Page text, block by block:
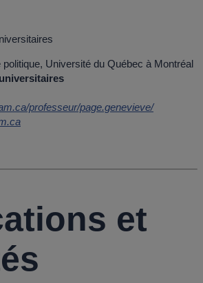
politique, Université du Québec à Montréal
professeur/page.genevieve/
et